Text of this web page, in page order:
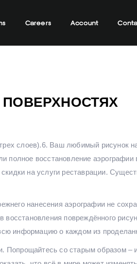
Careers Account
слоев).6. Ваш любимый рисунок
полное восстановление
на услуги реставрации.
нанесения аэрографии не
повреждённого
информацию о каждом из
Попрощайтесь со старым образом